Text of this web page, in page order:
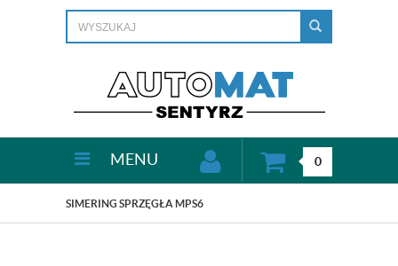
MENU 0
SIMERING SPRZĘGŁA MPS6